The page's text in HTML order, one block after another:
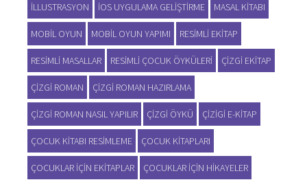
ILLUSTRASYON IOS UYGULAMA GELIŞTIRME MASAL KITABI
MOBIL OYUN MOBIL OYUN YAPIMI RESIMLI EKITAP
RESIMLI MASALLAR RESIMLI ÇOCUK ÖYKÜLERI ÇIZGI EKITAP
ÇIZGI ROMAN ÇIZGI ROMAN HAZIRLAMA
ÇIZGI ROMAN NASIL YAPILIR ÇIZGI ÖYKÜ ÇIZIGI E-KITAP
ÇOCUK KITABI RESIMLEME ÇOCUK KITAPLARI
ÇOCUKLAR IÇIN EKITAPLAR ÇOCUKLAR IÇIN HIKAYELER